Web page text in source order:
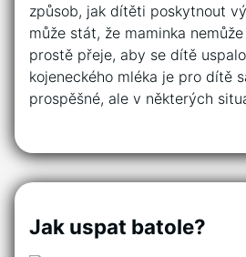
způsob, jak dítěti poskytnout
může stát, že maminka
prostě přeje, aby se dítě
kojeneckého mléka je pro dítě
prospěšné, ale v některých
Jak uspat batole?